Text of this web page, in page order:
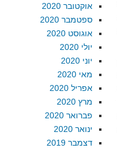
אוקטובר 2020
ספטמבר 2020
אוגוסט 2020
יולי 2020
יוני 2020
מאי 2020
אפריל 2020
מרץ 2020
פברואר 2020
ינואר 2020
דצמבר 2019